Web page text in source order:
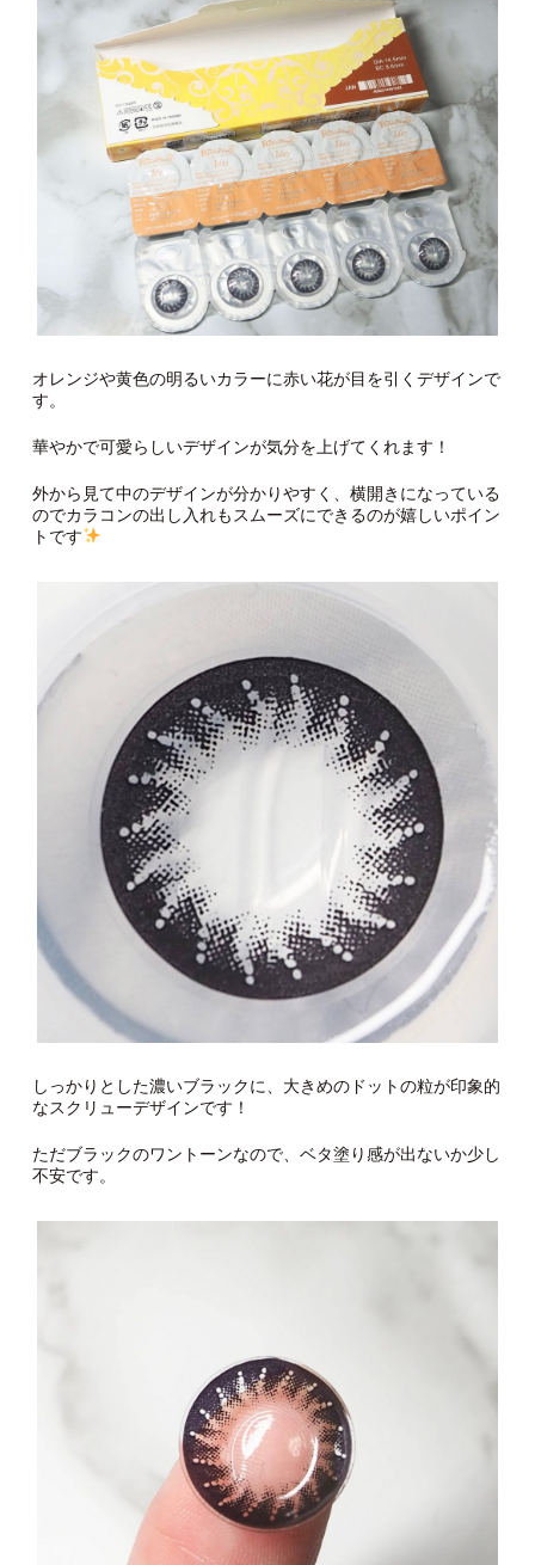
オレンジや黄色の明るいカラーに赤い花が目を引くデザインで
す。
華やかで可愛らしいデザインが気分を上げてくれます！
外から見て中のデザインが分かりやすく、横開きになっている
のでカラコンの出し入れもスムーズにできるのが嬉しいポイン
トです
しっかりとした濃いブラックに、大きめのドットの粒が印象的
なスクリューデザインです！
ただブラックのワントーンなので、ベタ塗り感が出ないか少し
不安です。